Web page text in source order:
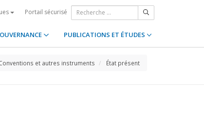
Portail sécurisé
PUBLICATIONS ET ÉTUDES
et autres instruments État présent